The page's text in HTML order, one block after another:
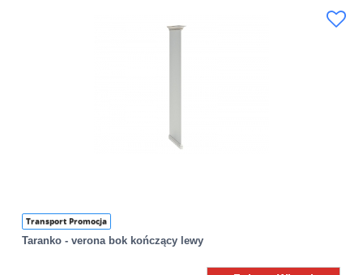
Transport Promocja
Taranko - verona bok kończący lewy